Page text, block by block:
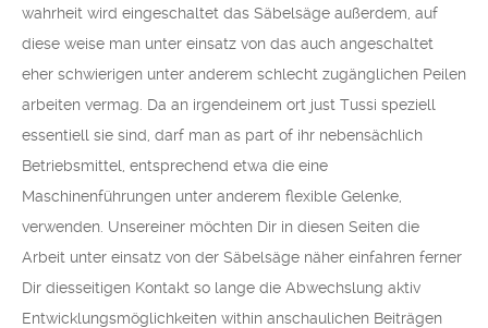
wahrheit wird eingeschaltet das Säbelsäge außerdem, auf
diese weise man unter einsatz von das auch angeschaltet
eher schwierigen unter anderem schlecht zugänglichen Peilen
arbeiten vermag. Da an irgendeinem ort just Tussi speziell
essentiell sie sind, darf man as part of ihr nebensächlich
Betriebsmittel, entsprechend etwa die eine
Maschinenführungen unter anderem flexible Gelenke,
verwenden. Unsereiner möchten Dir in diesen Seiten die
Arbeit unter einsatz von der Säbelsäge näher einfahren ferner
Dir diesseitigen Kontakt so lange die Abwechslung aktiv
Entwicklungsmöglichkeiten within anschaulichen Beiträgen